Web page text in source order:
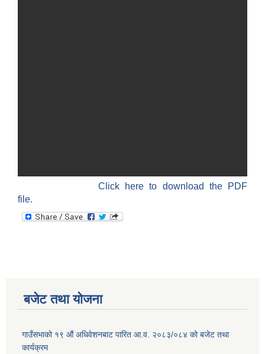
Click here to download the PDF
file.
बजेट तथा याेजना
गाउँसभाको १९ औं अधिवेशनबाट पारित आ.व. २०८३/०८४ को बजेट तथा
कार्यक्रम